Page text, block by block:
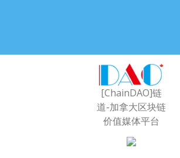
[ChainDAO]链
道-加拿大区块链
价值媒体平台